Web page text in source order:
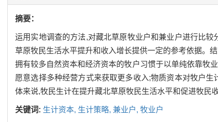
摘要：
运用实地调查的方法,对藏北草原牧业户和兼业户进行比
草原牧民生活水平提升和收入增长提供一定的参考依据。
拥有较多自然资本和经济资本的牧户习惯于以单纯依靠牧
愿意选择多种经营方式来获取更多收入;物质资本对牧户
体来说,牧民生计在提升藏北草原牧民生活水平和促进牧民
关键词: 生计资本, 生计策略, 兼业户, 牧业户